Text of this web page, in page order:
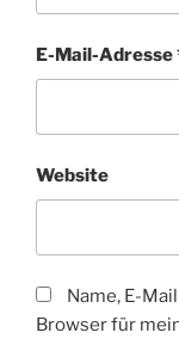
E-Mail-Adresse
Website
Name, E-
Browser für